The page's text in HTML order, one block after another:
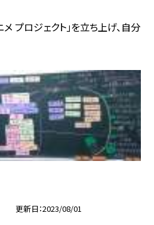
プロジェクト」を立ち上げ、自分
更新日 2023/08/01